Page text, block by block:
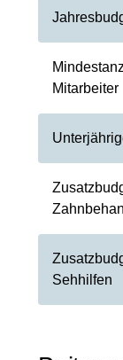
Mitarbeiter
Sehhilfen